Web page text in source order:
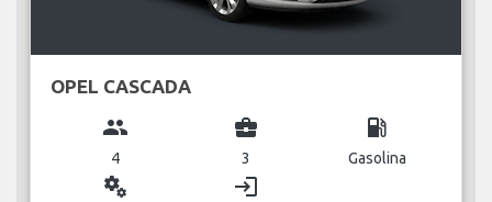
OPEL CASCADA
group
4
business_center
3
local_gas_station
Gasolina
miscellaneous_services login